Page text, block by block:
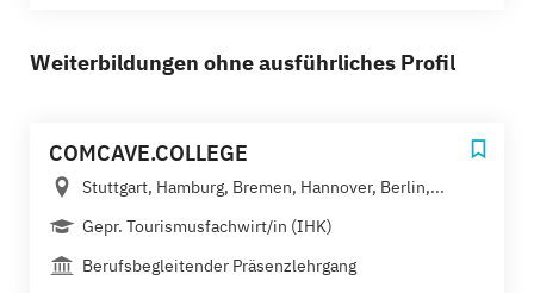
Weiterbildungen ohne ausführliches Profil
COMCAVE.COLLEGE
Stuttgart, Hamburg, Bremen, Hannover, Berlin,...
Gepr. Tourismusfachwirt/in (IHK)
Berufsbegleitender Präsenzlehrgang